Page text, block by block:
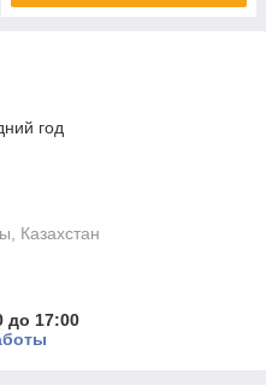
год
Казахстан
до 17:00